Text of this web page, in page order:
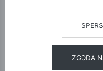
ZGODA